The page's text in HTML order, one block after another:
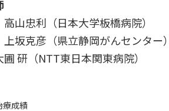
高山忠利（日本大学板橋病院）
上坂克彦（県立静岡がんセンター）
研（NTT東日本関東病院）
療成績